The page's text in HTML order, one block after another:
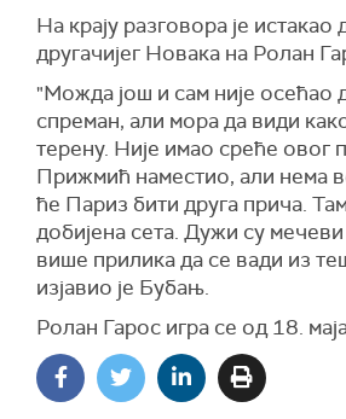
На крају разговора је истакао
другачијег Новака на Ролан
"Можда још и сам није осећао
спреман, али мора да види
терену. Није имао среће овог
Прижмић наместио, али нема
ће Париз бити друга прича.
добијена сета. Дужи су
више прилика да се вади из
изјавио је Бубањ.
Ролан Гарос игра се од 18.